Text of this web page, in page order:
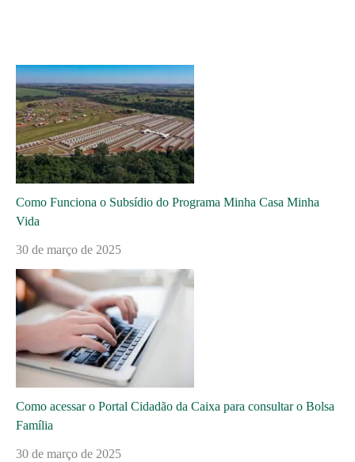
Como Funciona o Subsídio do Programa Minha Casa Minha
Vida
30 de março de 2025
Como acessar o Portal Cidadão da Caixa para consultar o Bolsa
Família
30 de março de 2025